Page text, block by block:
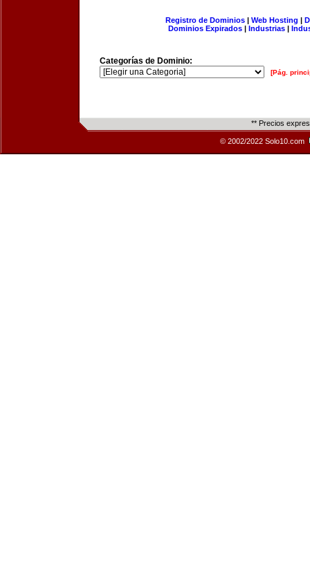
Registro de Dominios| Web Hosting |
Dominios Expirados | Industrias |
Categorías de Dominio:
[Pág.
** Precios
© 2002/2022 Solo10.com